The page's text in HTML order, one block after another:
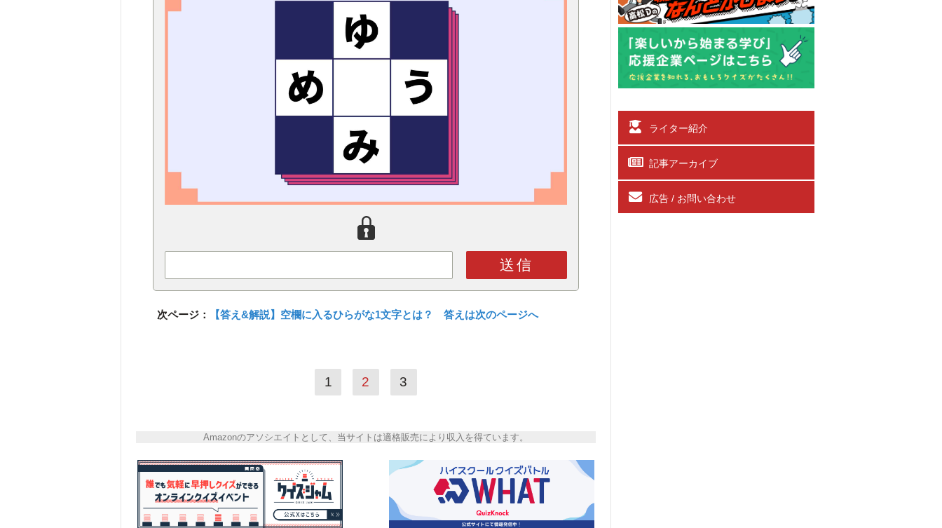
送信
次ページ： 【答え&解説】空欄に入るひらがな1文字とは？ 答えは次のページへ
1 2 3
Amazonのアソシエイトとして、当サイトは適格販売により収入を得ています。
ライター紹介
記事アーカイブ
広告 / お問い合わせ